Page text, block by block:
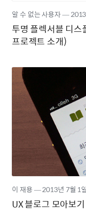
투명 플렉서블 디스
프로젝트 소개)
알 수 없는 사용자―
UX 블로그 모아보
이 재용―2013년 7월 1일